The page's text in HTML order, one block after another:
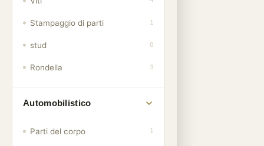
Stampaggio di parti 1
stud 0
Rondella 3
Automobilistico
Parti del corpo 1
Inserti filettati in acciaio
del produttore di